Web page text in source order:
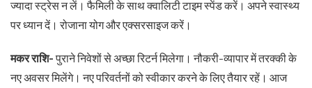
ज्यादा स्ट्रेस न लें। फैमिली के साथ क्वालिटी टाइम स्पेंड करें। अपने स्वास्थ्य
पर ध्यान दें। रोजाना योग और एक्सरसाइज करें।
मकर राशि-पुराने निवेशों से अच्छा रिटर्न मिलेगा। नौकरी-व्यापार में तरक्की के
नए अवसर मिलेंगे। नए परिवर्तनों को स्वीकार करने के लिए तैयार रहें। आज